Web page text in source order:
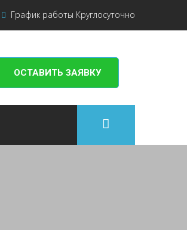
График работы Круглосуточно
ОСТАВИТЬ ЗАЯВКУ